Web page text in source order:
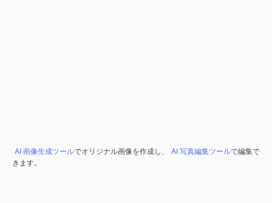
AI 画像生成ツールでオリジナル画像を作成し、 AI 写真編集ツールで編集で
きます。